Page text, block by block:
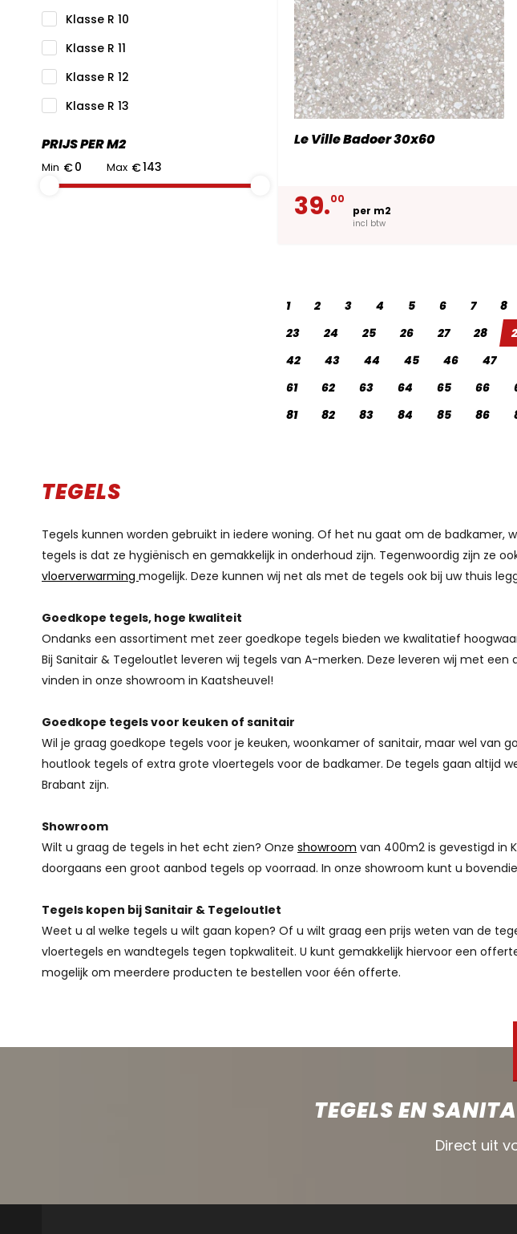
Klasse R 10
Klasse R 11
Klasse R 12
Klasse R 13
PRIJS PER M2
Min € Max €
Le Ville Badoer 30x60
39.00
per m2
incl btw
1 2 3 4 5 6 7 8
23
24 25 26 27 28
42
43 44 45 46 47
61
62 63 64 65 66
81
82 83 84 85 86
TEGELS
Tegels kunnen worden gebruikt in iedere woning. Of het nu gaat om de badkamer,
tegels is dat ze hygiënisch en gemakkelijk in onderhoud zijn. Tegenwoordig zijn ze
vloerverwarming mogelijk. Deze kunnen wij net als met de tegels ook bij uw thuis
Goedkope tegels, hoge kwaliteit
Ondanks een assortiment met zeer goedkope tegels bieden we kwalitatief
Bij Sanitair & Tegeloutlet leveren wij tegels van A-merken. Deze leveren wij met
vinden in onze showroom in Kaatsheuvel!
Goedkope tegels voor keuken of sanitair
Wil je graag goedkope tegels voor je keuken, woonkamer of sanitair, maar wel van
houtlook tegels of extra grote vloertegels voor de badkamer. De tegels gaan altijd
Brabant zijn.
Showroom
Wilt u graag de tegels in het echt zien? Onze showroom van 400m2 is gevestigd in
doorgaans een groot aanbod tegels op voorraad. In onze showroom kunt u
Tegels kopen bij Sanitair & Tegeloutlet
Weet u al welke tegels u wilt gaan kopen? Of u wilt graag een prijs weten van de
vloertegels en wandtegels tegen topkwaliteit. U kunt gemakkelijk hiervoor een
mogelijk om meerdere producten te bestellen voor één offerte.
TEGELS EN
Direct uit